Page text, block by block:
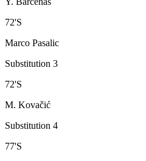
72'S
Marco Pasalic
Substitution 3
72'S
M. Kovačić
Substitution 4
77'S